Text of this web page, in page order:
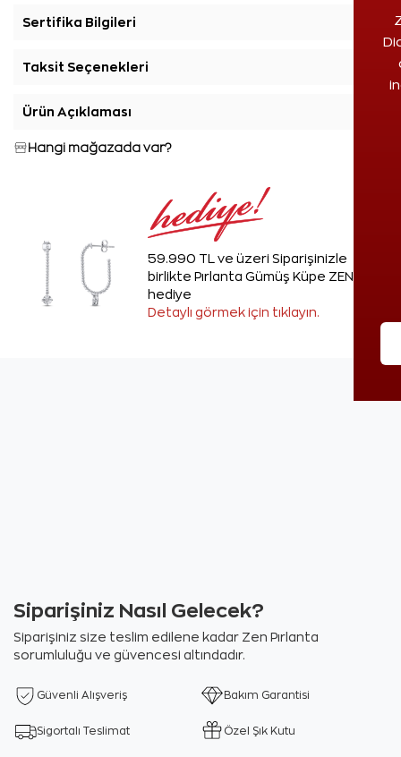
Sertifika Bilgileri
Taksit Seçenekleri
Ürün Açıklaması
Hangi mağazada var?
59.990 TL ve üzeri Siparişinizle
birlikte Pırlanta Gümüş Küpe ZEN'den
hediye
Detaylı görmek için tıklayın.
Siparişiniz Nasıl Gelecek?
Siparişiniz size teslim edilene kadar Zen Pırlanta
sorumluluğu ve güvencesi altındadır.
Güvenli Alışveriş Bakım Garantisi
Sigortalı Teslimat Özel Şık Kutu